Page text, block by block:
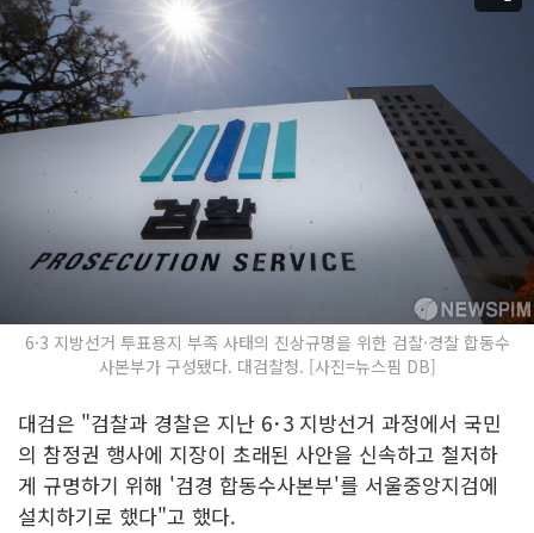
6·3 지방선거 투표용지 부족 사태의 진상규명을 위한 검찰·경찰 합동수
사본부가 구성됐다. 대검찰청. [사진=뉴스핌 DB]
대검은 "검찰과 경찰은 지난 6･3 지방선거 과정에서 국민
의 참정권 행사에 지장이 초래된 사안을 신속하고 철저하
게 규명하기 위해 '검경 합동수사본부'를 서울중앙지검에
설치하기로 했다"고 했다.